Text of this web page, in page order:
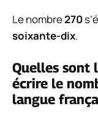
Le nombre270
soixante-dix.
Quelles sont
écrire le
langue